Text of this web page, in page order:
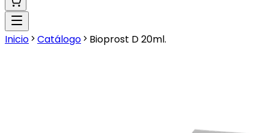
Inicio Catálogo Bioprost D 20ml.